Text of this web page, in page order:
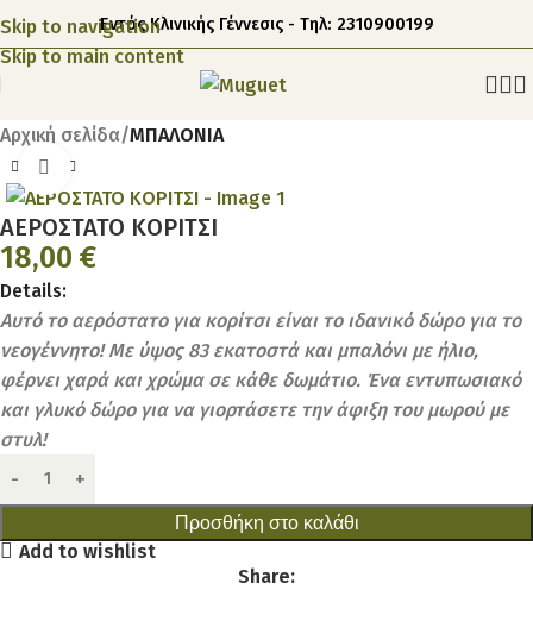
Skip to navigation
Skip to main content
Εντός Κλινικής Γέννεσις - Τηλ: 2310900199
Αρχική σελίδα ΜΠΑΛΟΝΙΑ
Click to enlarge
ΑΕΡΟΣΤΑΤΟ ΚΟΡΙΤΣΙ
18,00 €
Details:
Αυτό το αερόστατο για κορίτσι είναι το ιδανικό δώρο για το
νεογέννητο! Με ύψος 83 εκατοστά και μπαλόνι με ήλιο,
φέρνει χαρά και χρώμα σε κάθε δωμάτιο. Ένα εντυπωσιακό
και γλυκό δώρο για να γιορτάσετε την άφιξη του μωρού με
στυλ!
Προσθήκη στο καλάθι
Add to wishlist
Share: